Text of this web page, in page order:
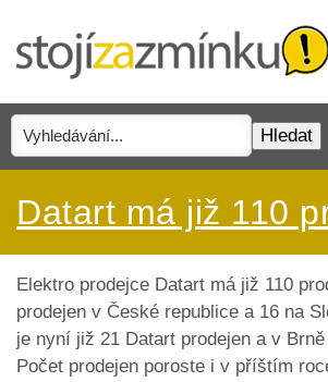
Datart má již 110
Elektro prodejce Datart má již 110
prodejen v České republice a 16 na
je nyní již 21 Datart prodejen a v
Počet prodejen poroste i v příštím